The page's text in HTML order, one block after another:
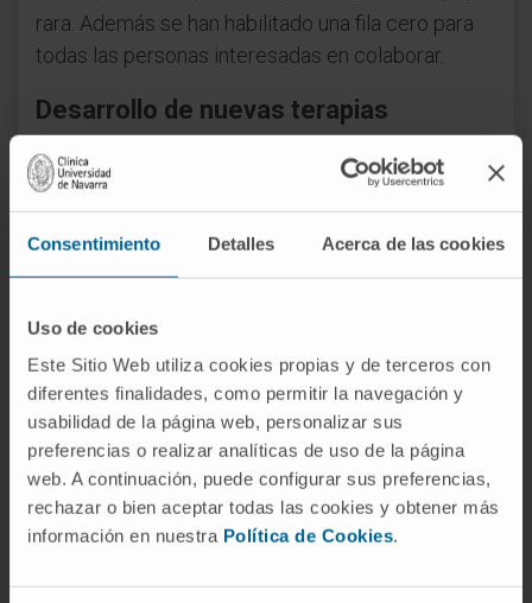
Consentimiento Detalles Acerca de las cookies
Uso de cookies
Este Sitio Web utiliza cookies propias y de terceros con
diferentes finalidades, como permitir la navegación y
usabilidad de la página web, personalizar sus
preferencias o realizar analíticas de uso de la página
web. A continuación, puede configurar sus preferencias,
rechazar o bien aceptar todas las cookies y obtener más
información en nuestra Política de Cookies.
rara. Además se han habilitado una fila cero para
todas las personas interesadas en colaborar.
Desarrollo de nuevas terapias
Laporfiria aguda intermitente
es una
enfermedad genética rara de origen hepático que
estreñimiento, taquicardia e hipertensión,
insomnio, ansiedad y depresión. Actualmente no
existe un tratamiento específico para esta
enfermedad que, en ocasiones, puede llegar a
provocar importantes daños neurológicos e
incluso necesitar trasplante de hígado y/o riñón.
Los investigadores del CIMA acumulan más de 25